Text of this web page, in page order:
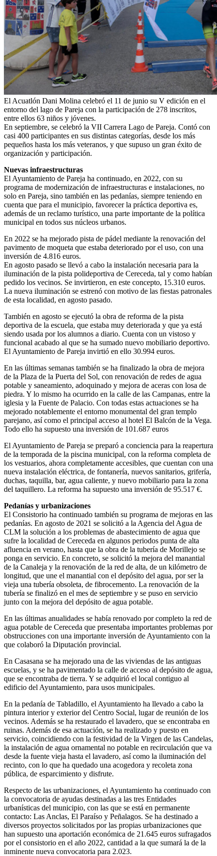
El Acuatlón Dani Molina celebró el 11 de junio su V edición en el
entorno del lago de Pareja con la participación de 278 inscritos,
entre ellos 63 niños y jóvenes.
En septiembre, se celebró la VII Carrera Lago de Pareja. Contó con
casi 400 participantes en sus distintas categorías, desde los más
pequeños hasta los más veteranos, y que supuso un gran éxito de
organización y participación.
Nuevas infraestructuras
El Ayuntamiento de Pareja ha continuado, en 2022, con su
programa de modernización de infraestructuras e instalaciones, no
solo en Pareja, sino también en las pedanías, siempre teniendo en
cuenta que para el municipio, favorecer la práctica deportiva es,
además de un reclamo turístico, una parte importante de la política
municipal en todos sus núcleos urbanos.
En 2022 se ha mejorado pista de pádel mediante la renovación del
pavimento de moqueta que estaba deteriorado por el uso, con una
inversión de 4.816 euros.
En agosto pasado se llevó a cabo la instalación necesaria para la
iluminación de la pista polideportiva de Cereceda, tal y como habían
pedido los vecinos. Se invirtieron, en este concepto, 15.310 euros.
La nueva iluminación se estrenó con motivo de las fiestas patronales
de esta localidad, en agosto pasado.
También en agosto se ejecutó la obra de reforma de la pista
deportiva de la escuela, que estaba muy deteriorada y que ya está
siendo usada por los alumnos a diario. Cuenta con un vistoso y
funcional acabado al que se ha sumado nuevo mobiliario deportivo.
El Ayuntamiento de Pareja invirtió en ello 30.994 euros.
En las últimas semanas también se ha finalizado la obra de mejora
de la Plaza de la Puerta del Sol, con renovación de redes de agua
potable y saneamiento, adoquinado y mejora de aceras con losa de
piedra. Y lo mismo ha ocurrido en la calle de las Campanas, entre la
iglesia y la Fuente de Palacio. Con todas estas actuaciones se ha
mejorado notablemente el entorno monumental del gran templo
parejano, así como el principal acceso al hotel El Balcón de la Vega.
Todo ello ha supuesto una inversión de 101.687 euros
El Ayuntamiento de Pareja se preparó a conciencia para la reapertura
de la temporada de la piscina municipal, con la reforma completa de
los vestuarios, ahora completamente accesibles, que cuentan con una
nueva instalación eléctrica, de fontanería, nuevos sanitarios, grifería,
duchas, taquilla, bar, agua caliente, y nuevo mobiliario para la zona
del taquillero. La reforma ha supuesto una inversión de 95.517 €.
Pedanías y urbanizaciones
El Consistorio ha continuado también su programa de mejoras en las
pedanías. En agosto de 2021 se solicitó a la Agencia del Agua de
CLM la solución a los problemas de abastecimiento de agua que
sufre la localidad de Cereceda en algunos periodos punta de alta
afluencia en verano, hasta que la obra de la tubería de Morillejo se
ponga en servicio. En concreto, se solicitó la mejora del manantial
de la Canaleja y la renovación de la red de alta, de un kilómetro de
longitud, que une el manantial con el depósito del agua, por ser la
vieja una tubería obsoleta, de fibrocemento. La renovación de la
tubería se finalizó en el mes de septiembre y se puso en servicio
junto con la mejora del depósito de agua potable.
En las últimas anualidades se había renovado por completo la red de
agua potable de Cereceda que presentaba importantes problemas por
obstrucciones con una importante inversión de Ayuntamiento con la
que colaboró la Diputación provincial.
En Casasana se ha mejorado una de las viviendas de las antiguas
escuelas, y se ha pavimentado la calle de acceso al depósito de agua,
que se encontraba de tierra. Y se adquirió el local contiguo al
edificio del Ayuntamiento, para usos municipales.
En la pedanía de Tabladillo, el Ayuntamiento ha llevado a cabo la
pintura interior y exterior del Centro Social, lugar de reunión de los
vecinos. Además se ha restaurado el lavadero, que se encontraba en
ruinas. Además de esa actuación, se ha realizado y puesto en
servicio, coincidiendo con la festividad de la Virgen de las Candelas,
la instalación de agua ornamental no potable en recirculación que va
desde la fuente vieja hasta el lavadero, así como la iluminación del
recinto, con lo que ha quedado una acogedora y recoleta zona
pública, de esparcimiento y disfrute.
Respecto de las urbanizaciones, el Ayuntamiento ha continuado con
la convocatoria de ayudas destinadas a las tres Entidades
urbanísticas del municipio, con las que se está en permanente
contacto: Las Anclas, El Paraíso y Peñalagos. Se ha destinado a
diversos proyectos solicitados por las propias urbanizaciones que
han supuesto una aportación económica de 21.645 euros sufragados
por el consistorio en el año 2022, cantidad a la que sumará la de la
inminente nueva convocatoria para 2.023.